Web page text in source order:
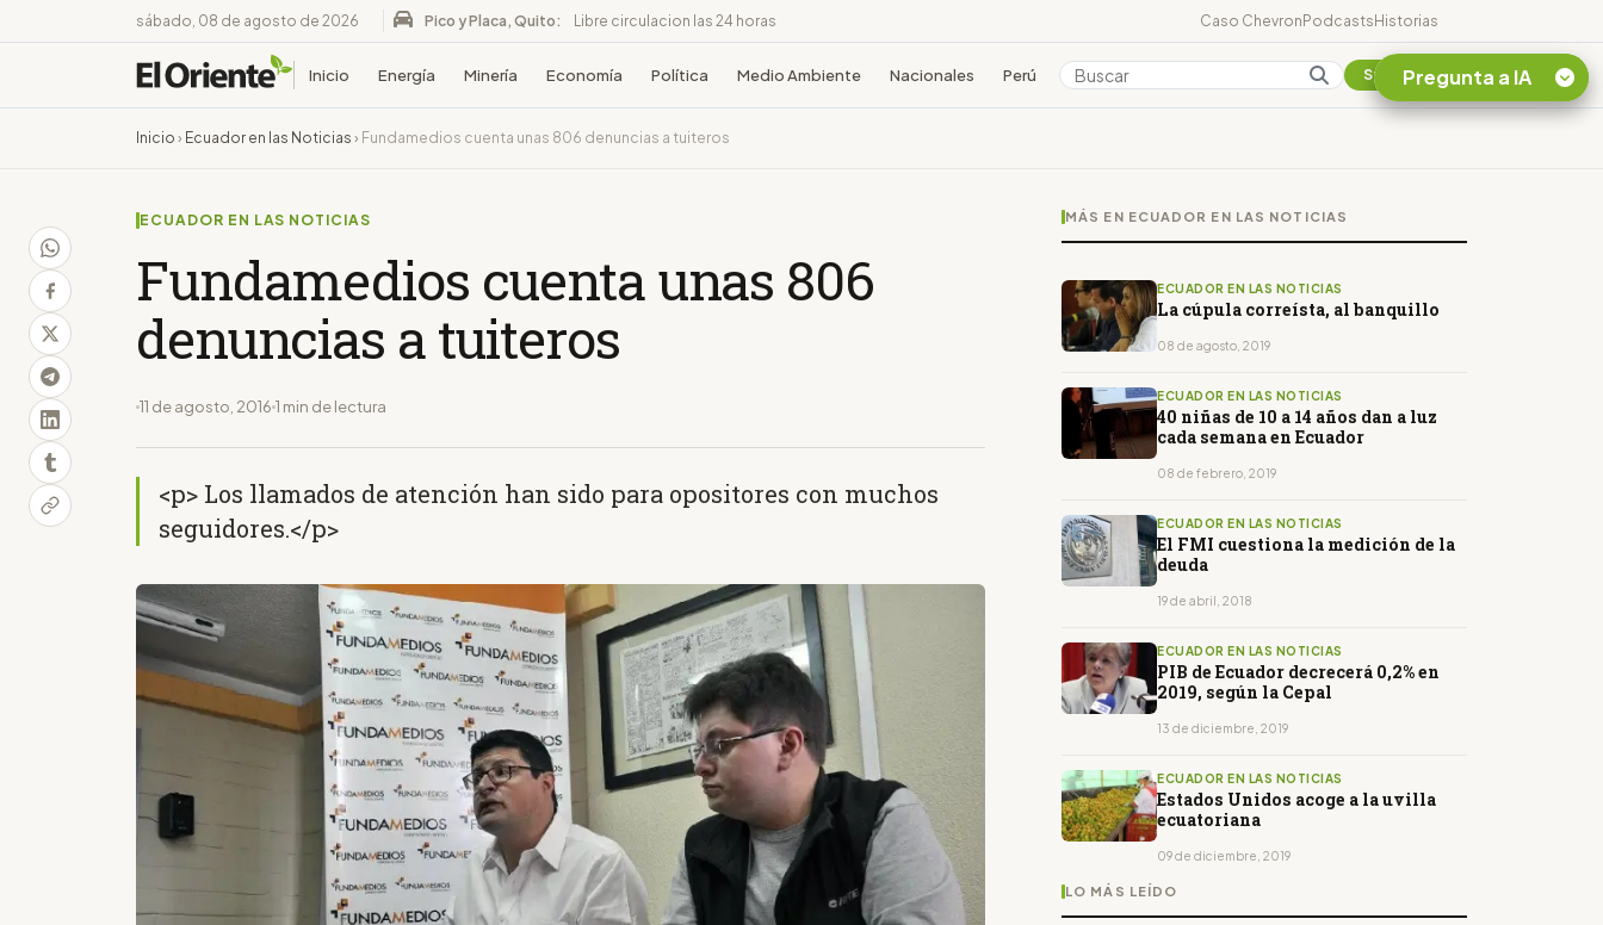
sábado, 08 de agosto de 2026 Pico y Placa, Quito: Libre circulacion las 24 horas Caso ChevronPodcastsHistorias
Inicio Energía Minería Economía Política Medio Ambiente Nacionales Perú Colombia Suscribirse
Inicio › Ecuador en las Noticias › Fundamedios cuenta unas 806 denuncias a tuiteros
ECUADOR EN LAS NOTICIAS
Fundamedios cuenta unas 806
denuncias a tuiteros
11 de agosto, 2016 1 min de lectura
<p> Los llamados de atención han sido para opositores con muchos
seguidores.</p>
MÁS EN ECUADOR EN LAS NOTICIAS
ECUADOR EN LAS NOTICIAS
La cúpula correísta, al banquillo
08 de agosto, 2019
ECUADOR EN LAS NOTICIAS
40 niñas de 10 a 14 años dan a luz
cada semana en Ecuador
08 de febrero, 2019
ECUADOR EN LAS NOTICIAS
El FMI cuestiona la medición de la
deuda
19 de abril, 2018
ECUADOR EN LAS NOTICIAS
PIB de Ecuador decrecerá 0,2% en
2019, según la Cepal
13 de diciembre, 2019
ECUADOR EN LAS NOTICIAS
Estados Unidos acoge a la uvilla
ecuatoriana
09 de diciembre, 2019
LO MÁS LEÍDO
Pregunta a IA